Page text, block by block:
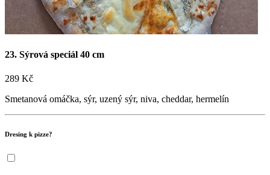
23. Sýrová speciál 40 cm
289 Kč
Smetanová omáčka, sýr, uzený sýr, niva, cheddar, hermelín
Dresing k pizze?